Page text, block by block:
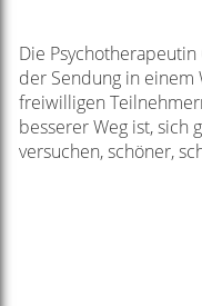
Die
der Sendung in
freiwilligen
besserer Weg ist, sich
versuchen, schöner,